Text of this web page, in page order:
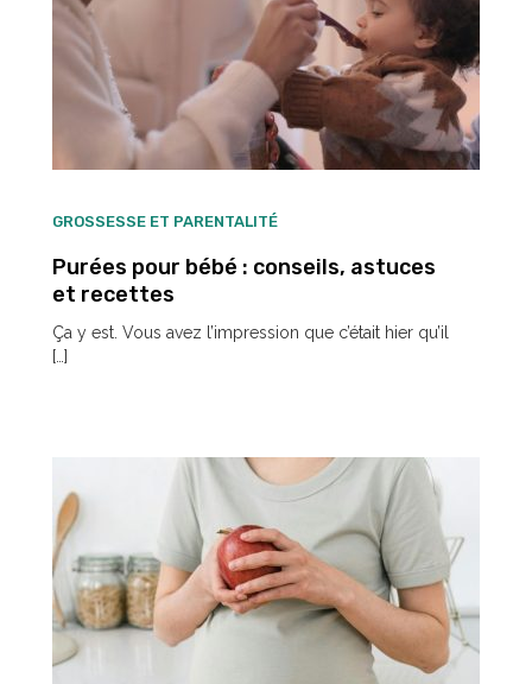
GROSSESSE ET PARENTALITÉ
Purées pour bébé : conseils, astuces
et recettes
Ça y est. Vous avez l’impression que c’était hier qu’il
[…]